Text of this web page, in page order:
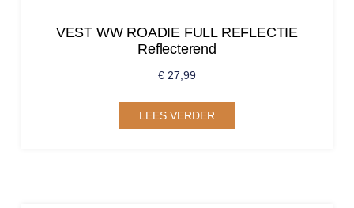
VEST WW ROADIE FULL REFLECTIE
Reflecterend
€ 27,99
LEES VERDER